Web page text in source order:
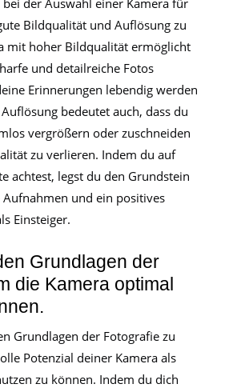
Bildqualität und Auflösung zu
mit hoher Bildqualität ermöglicht
und detailreiche Fotos
Erinnerungen lebendig werden
bedeutet auch, dass du
vergrößern oder zuschneiden
zu verlieren. Indem du auf
achtest, legst du den Grundstein
und ein positives
Einsteiger.
Grundlagen der
die Kamera optimal
Grundlagen der Fotografie zu
Potenzial deiner Kamera als
zu können. Indem du dich